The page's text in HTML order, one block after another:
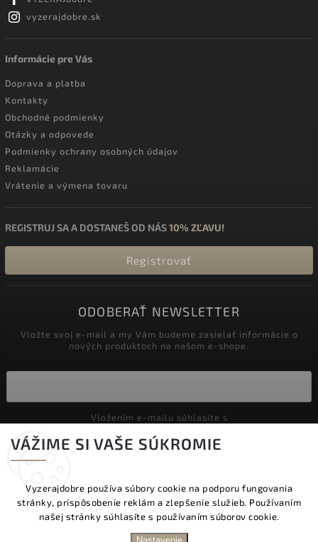
VÁŽIME SI VAŠE SÚKROMIE
Vyzerajdobre používa súbory cookie na podporu fungovania
stránky, prispôsobenie reklám a zlepšenie služieb. Používaním
našej stránky súhlasíte s používaním súborov cookie.
DOPRAVA ZADARMO NAD 60 € | DODANIE V
vyzerajdobre.sk
Informácie pre Vás
Doprava a platba
Kontakty
Obchodné podmienky
Otázky a odpovede
Podmienky ochrany osobných údajov
Reklamácie
Vrátenie a výmena tovaru
REGISTRUJ SA A DOSTANEŠ OD NÁS10% ZĽAVU!
Registrovať
ODOBERAŤ NEWSLETTER
Vložte svoj e-mail a my Vám budeme zasielať informácie o
nových produktoch na našom e-shope.
Copyright 2026Vyzeraj dobre. Všetky práva vyhradené.
Upraviť nastavenie cookies